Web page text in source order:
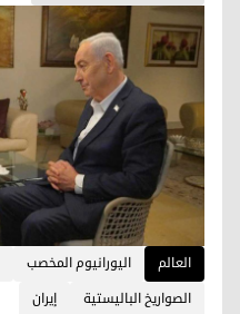
العالم اليورانيوم المخصب
الصواريخ الباليستية
إيران